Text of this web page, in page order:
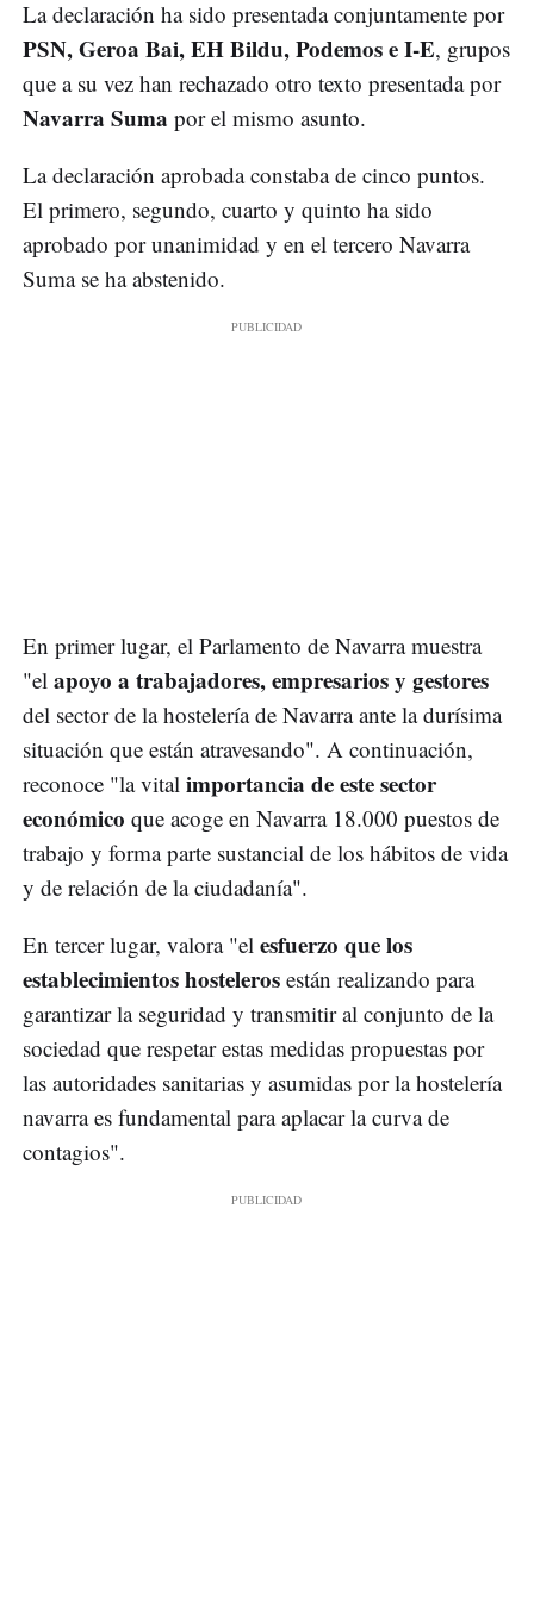
La declaración ha sido presentada conjuntamente por
PSN, Geroa Bai, EH Bildu, Podemos e I-E, grupos
que a su vez han rechazado otro texto presentada por
Navarra Suma por el mismo asunto.
La declaración aprobada constaba de cinco puntos.
El primero, segundo, cuarto y quinto ha sido
aprobado por unanimidad y en el tercero Navarra
Suma se ha abstenido.
En primer lugar, el Parlamento de Navarra muestra
"el apoyo a trabajadores, empresarios y gestores
del sector de la hostelería de Navarra ante la durísima
situación que están atravesando". A continuación,
reconoce "la vital importancia de este sector
económico que acoge en Navarra 18.000 puestos de
trabajo y forma parte sustancial de los hábitos de vida
y de relación de la ciudadanía".
En tercer lugar, valora "el esfuerzo que los
establecimientos hosteleros están realizando para
garantizar la seguridad y transmitir al conjunto de la
sociedad que respetar estas medidas propuestas por
las autoridades sanitarias y asumidas por la hostelería
navarra es fundamental para aplacar la curva de
contagios".